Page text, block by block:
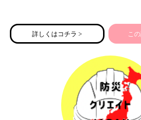
グローバルサイバー大学 脳教育瞑想
フエンパワメント講座修了
職務ストレス管理士
ヒーリングライフスタイル親育担当
橿原市出前講座担当
ブレイン体操ブレイン瞑想、へそヒー
詳しくはコチラ > こ